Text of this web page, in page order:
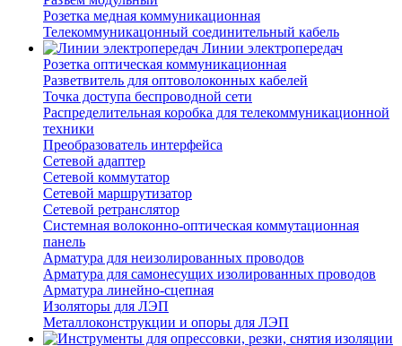
Розетка медная коммуникационная
Телекоммуникацонный соединительный кабель
Линии электропередач
Розетка оптическая коммуникационная
Разветвитель для оптоволоконных кабелей
Точка доступа беспроводной сети
Распределительная коробка для телекоммуникационной
техники
Преобразователь интерфейса
Сетевой адаптер
Сетевой коммутатор
Сетевой маршрутизатор
Сетевой ретранслятор
Системная волоконно-оптическая коммутационная
панель
Арматура для неизолированных проводов
Арматура для самонесущих изолированных проводов
Арматура линейно-сцепная
Изоляторы для ЛЭП
Металлоконструкции и опоры для ЛЭП